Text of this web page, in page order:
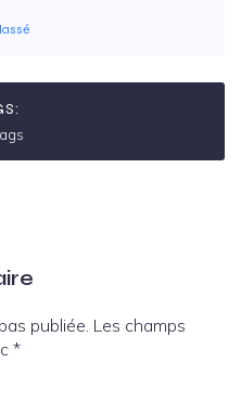
publiée. Les champs
*